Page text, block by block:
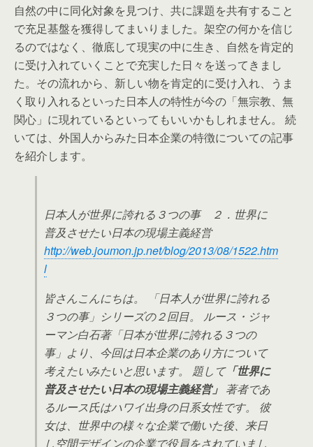
自然の中に同化対象を見つけ、共に課題を共有すること
で充足基盤を獲得してまいりました。架空の何かを信じ
るのではなく、徹底して現実の中に生き、自然を肯定的
に受け入れていくことで充実した日々を送ってきまし
た。その流れから、新しい物を肯定的に受け入れ、うま
く取り入れるといった日本人の特性が今の「無宗教、無
関心」に現れているといってもいいかもしれません。 続
いては、外国人からみた日本企業の特徴についての記事
を紹介します。
日本人が世界に誇れる３つの事 ２．世界に
普及させたい日本の現場主義経営
http://web.joumon.jp.net/blog/2013/08/1522.htm
l
皆さんこんにちは。 「日本人が世界に誇れる
３つの事」シリーズの２回目。 ルース・ジャ
ーマン白石著「日本が世界に誇れる３つの
事」より、今回は日本企業のあり方について
考えたいみたいと思います。 題して「世界に
普及させたい日本の現場主義経営」 著者であ
るルース氏はハワイ出身の日系女性です。 彼
女は、世界中の様々な企業で働いた後、来日
し空間デザインの企業で役員をされていまし